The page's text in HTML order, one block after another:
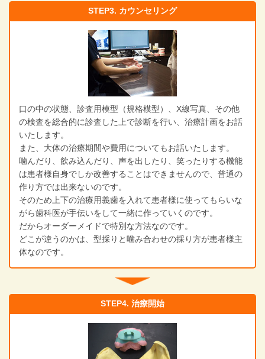
STEP3. カウンセリング
口の中の状態、診査用模型（規格模型）、X線写真、その他
の検査を総合的に診査した上で診断を行い、治療計画をお話
いたします。
また、大体の治療期間や費用についてもお話いたします。
噛んだり、飲み込んだり、声を出したり、笑ったりする機能
は患者様自身でしか改善することはできませんので、普通の
作り方では出来ないのです。
そのため上下の治療用義歯を入れて患者様に使ってもらいな
がら歯科医が手伝いをして一緒に作っていくのです。
だからオーダーメイドで特別な方法なのです。
どこが違うのかは、型採りと噛み合わせの採り方が患者様主
体なのです。
STEP4. 治療開始